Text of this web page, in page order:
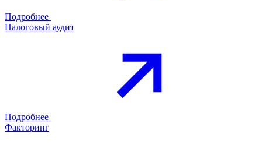
Подробнее
Налоговый аудит
Подробнее
Факторинг